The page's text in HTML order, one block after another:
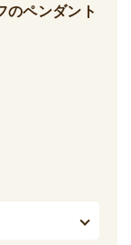
のペンダント